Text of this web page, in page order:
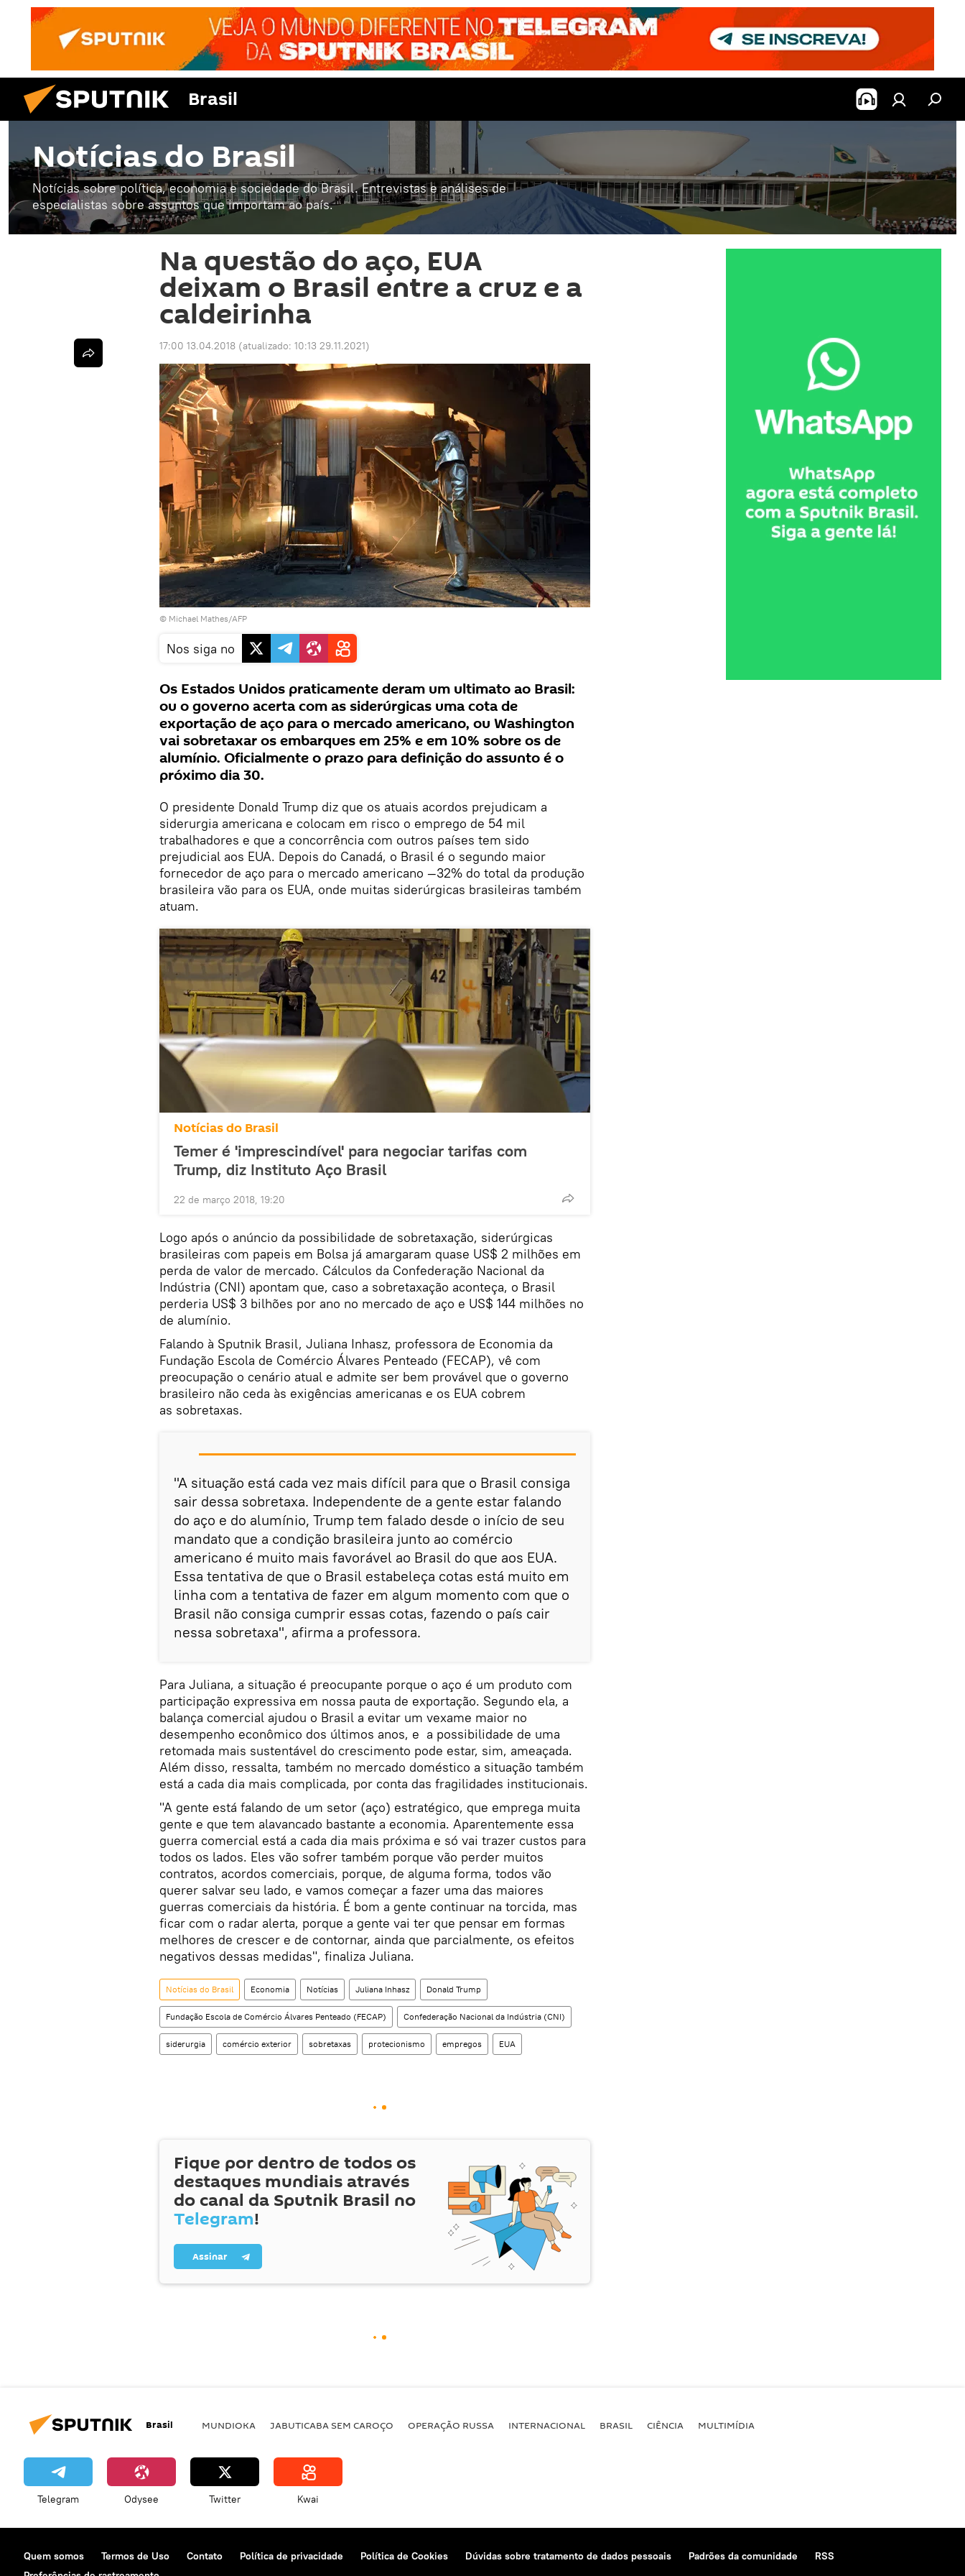
Brasil
Notícias do Brasil
Notícias sobre política, economia e sociedade do Brasil. Entrevistas e análises de
especialistas sobre assuntos que importam ao país.
Na questão do aço, EUA
deixam o Brasil entre a cruz e a
caldeirinha
17:00 13.04.2018 (atualizado: 10:13 29.11.2021)
© Michael Mathes/AFP
Nos siga no
Os Estados Unidos praticamente deram um ultimato ao Brasil:
ou o governo acerta com as siderúrgicas uma cota de
exportação de aço para o mercado americano, ou Washington
vai sobretaxar os embarques em 25% e em 10% sobre os de
alumínio. Oficialmente o prazo para definição do assunto é o
próximo dia 30.
O presidente Donald Trump diz que os atuais acordos prejudicam a
siderurgia americana e colocam em risco o emprego de 54 mil
trabalhadores e que a concorrência com outros países tem sido
prejudicial aos EUA. Depois do Canadá, o Brasil é o segundo maior
fornecedor de aço para o mercado americano —32% do total da produção
brasileira vão para os EUA, onde muitas siderúrgicas brasileiras também
atuam.
Notícias do Brasil
Temer é 'imprescindível' para negociar tarifas com
Trump, diz Instituto Aço Brasil
22 de março 2018, 19:20
Logo após o anúncio da possibilidade de sobretaxação, siderúrgicas
brasileiras com papeis em Bolsa já amargaram quase US$ 2 milhões em
perda de valor de mercado. Cálculos da Confederação Nacional da
Indústria (CNI) apontam que, caso a sobretaxação aconteça, o Brasil
perderia US$ 3 bilhões por ano no mercado de aço e US$ 144 milhões no
de alumínio.
Falando à Sputnik Brasil, Juliana Inhasz, professora de Economia da
Fundação Escola de Comércio Álvares Penteado (FECAP), vê com
preocupação o cenário atual e admite ser bem provável que o governo
brasileiro não ceda às exigências americanas e os EUA cobrem
as sobretaxas.
"A situação está cada vez mais difícil para que o Brasil consiga
sair dessa sobretaxa. Independente de a gente estar falando
do aço e do alumínio, Trump tem falado desde o início de seu
mandato que a condição brasileira junto ao comércio
americano é muito mais favorável ao Brasil do que aos EUA.
Essa tentativa de que o Brasil estabeleça cotas está muito em
linha com a tentativa de fazer em algum momento com que o
Brasil não consiga cumprir essas cotas, fazendo o país cair
nessa sobretaxa", afirma a professora.
Para Juliana, a situação é preocupante porque o aço é um produto com
participação expressiva em nossa pauta de exportação. Segundo ela, a
balança comercial ajudou o Brasil a evitar um vexame maior no
desempenho econômico dos últimos anos, e a possibilidade de uma
retomada mais sustentável do crescimento pode estar, sim, ameaçada.
Além disso, ressalta, também no mercado doméstico a situação também
está a cada dia mais complicada, por conta das fragilidades institucionais.
"A gente está falando de um setor (aço) estratégico, que emprega muita
gente e que tem alavancado bastante a economia. Aparentemente essa
guerra comercial está a cada dia mais próxima e só vai trazer custos para
todos os lados. Eles vão sofrer também porque vão perder muitos
contratos, acordos comerciais, porque, de alguma forma, todos vão
querer salvar seu lado, e vamos começar a fazer uma das maiores
guerras comerciais da história. É bom a gente continuar na torcida, mas
ficar com o radar alerta, porque a gente vai ter que pensar em formas
melhores de crescer e de contornar, ainda que parcialmente, os efeitos
negativos dessas medidas", finaliza Juliana.
Notícias do Brasil Economia Notícias Juliana Inhasz Donald Trump
Fundação Escola de Comércio Álvares Penteado (FECAP) Confederação Nacional da Indústria (CNI)
siderurgia comércio exterior sobretaxas protecionismo empregos EUA
Fique por dentro de todos os
destaques mundiais através
do canal da Sputnik Brasil no
Telegram!
Assinar
Brasil MUNDIOKA JABUTICABA SEM CAROÇO OPERAÇÃO RUSSA INTERNACIONAL BRASIL CIÊNCIA MULTIMÍDIA
Telegram Odysee Twitter Kwai
Quem somos Termos de Uso Contato Política de privacidade Política de Cookies Dúvidas sobre tratamento de dados pessoais Padrões da comunidade
RSS